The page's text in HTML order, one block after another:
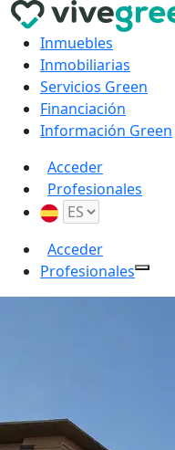
Inmuebles
Inmobiliarias
Servicios Green
Financiación
Información Green
Acceder
Profesionales
Acceder
Profesionales